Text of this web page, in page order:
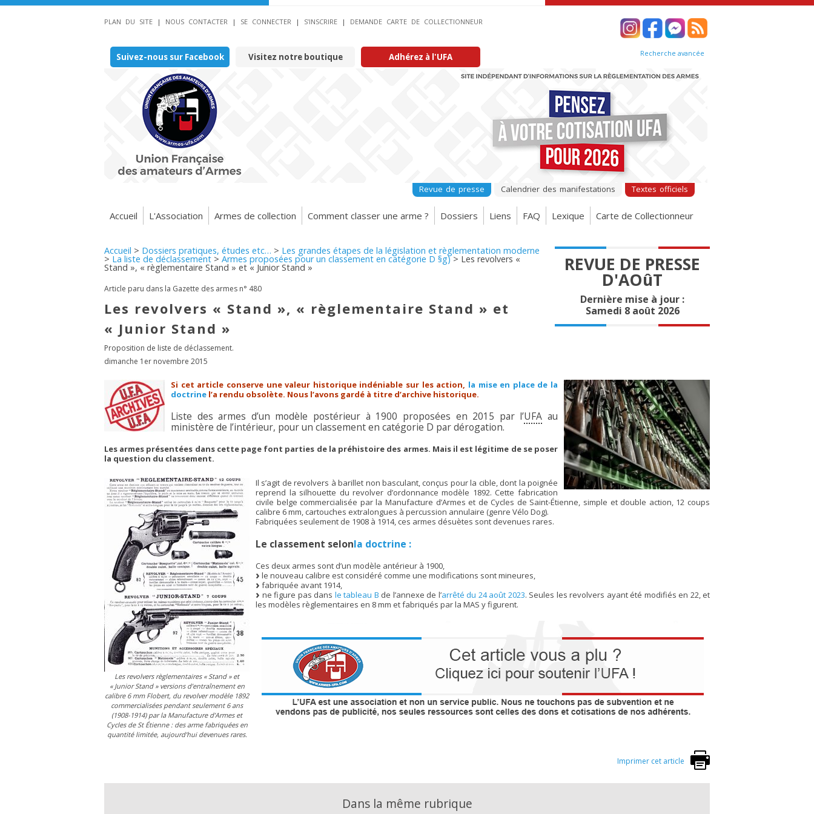
PLAN DU SITE | NOUS CONTACTER | SE CONNECTER | S’INSCRIRE | DEMANDE CARTE DE COLLECTIONNEUR
Suivez-nous sur Facebook Visitez notre boutique Adhérez à l'UFA Recherche avancée
Revue de presse Calendrier des manifestations Textes officiels
Accueil L'Association Armes de collection Comment classer une arme ? Dossiers Liens FAQ Lexique Carte de Collectionneur
REVUE DE PRESSE
D'AOûT
Dernière mise à jour :
Samedi 8 août 2026
Accueil > Dossiers pratiques, études etc… > Les grandes étapes de la législation et règlementation moderne
> La liste de déclassement > Armes proposées pour un classement en catégorie D §g)> Les revolvers «
Stand », « règlementaire Stand » et « Junior Stand »
Article paru dans la Gazette des armes n° 480
Les revolvers « Stand », « règlementaire Stand » et
« Junior Stand »
Proposition de liste de déclassement.
dimanche 1er novembre 2015
Si cet article conserve une valeur historique indéniable sur les action, la mise en place de la
doctrine l’a rendu obsolète. Nous l’avons gardé à titre d’archive historique.
Liste des armes d’un modèle postérieur à 1900 proposées en 2015 par l’UFA au
ministère de l’intérieur, pour un classement en catégorie D par dérogation.
Les armes présentées dans cette page font parties de la préhistoire des armes. Mais il est légitime de se poser
la question du classement.
Les revolvers règlementaires « Stand »et
« Junior Stand »versions d’entraînement en
calibre 6 mm Flobert, du revolver modèle 1892
commercialisées pendant seulement 6 ans
(1908-1914) par la Manufacture d’Armes et
Cycles de St Étienne : des arme fabriquées en
quantité limitée, aujourd’hui devenues rares.
Il s’agit de revolvers à barillet non basculant, conçus pour la cible, dont la poignée
reprend la silhouette du revolver d’ordonnance modèle 1892. Cette fabrication
civile belge commercialisée par la Manufacture d’Armes et de Cycles de Saint-Étienne, simple et double action, 12 coups
calibre 6 mm, cartouches extralongues à percussion annulaire (genre Vélo Dog).
Fabriquées seulement de 1908 à 1914, ces armes désuètes sont devenues rares.
Le classement selonla doctrine :
Ces deux armes sont d’un modèle antérieur à 1900,
le nouveau calibre est considéré comme une modifications sont mineures,
fabriquée avant 1914,
ne figure pas dans le tableau B de l’annexe de l’arrêté du 24 août 2023. Seules les revolvers ayant été modifiés en 22, et
les modèles règlementaires en 8 mm et fabriqués par la MAS y figurent.
Imprimer cet article
Dans la même rubrique